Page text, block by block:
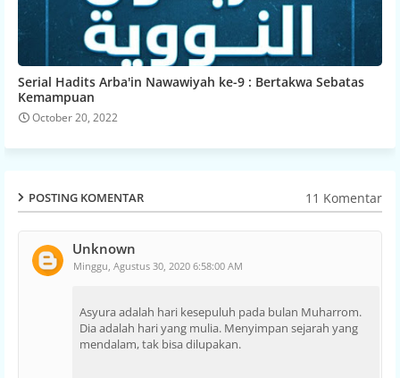
Serial Hadits Arba'in Nawawiyah ke-9 : Bertakwa Sebatas
Kemampuan
October 20, 2022
POSTING KOMENTAR 11 Komentar
Unknown
Minggu, Agustus 30, 2020 6:58:00 AM
Asyura adalah hari kesepuluh pada bulan Muharrom.
Dia adalah hari yang mulia. Menyimpan sejarah yang
mendalam, tak bisa dilupakan.